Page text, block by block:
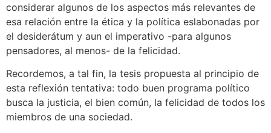
considerar algunos de los aspectos más relevantes de
esa relación entre la ética y la política eslabonadas por
el desiderátum y aun el imperativo -para algunos
pensadores, al menos- de la felicidad.
Recordemos, a tal fin, la tesis propuesta al principio de
esta reflexión tentativa: todo buen programa político
busca la justicia, el bien común, la felicidad de todos los
miembros de una sociedad.